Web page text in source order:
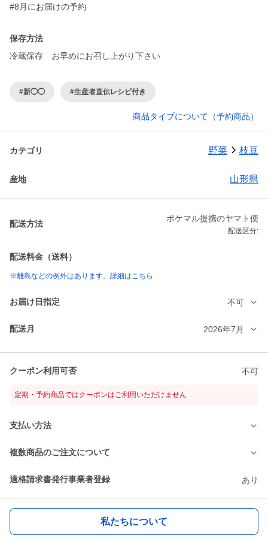
保存方法
冷蔵保存 お早めにお召し上がり下さい
#新◯◯ #生産者直伝レシピ付き
商品タイプについて（予約商品）
カテゴリ 野菜 枝豆
産地 山形県
配送方法
ポケマル提携のヤマト便
配送区分:
配送料金（送料）
※離島などの例外はあります。詳細はこちら
お届け日指定 不可
配送月 2026年7月
クーポン利用可否 不可
定期・予約商品ではクーポンはご利用いただけません
支払い方法
複数商品のご注文について
適格請求書発行事業者登録 あり
私たちについて